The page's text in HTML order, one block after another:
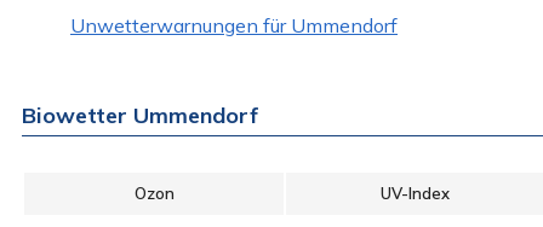
Unwetterwarnungen für Ummendorf
Biowetter Ummendorf
Ozon UV-Index